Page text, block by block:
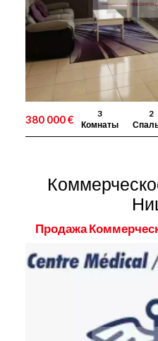
380 000 €
3
Комнаты
2
Продажа